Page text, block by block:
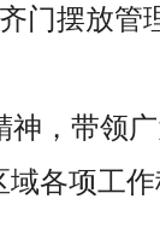
门摆放管
，带领
各项工作